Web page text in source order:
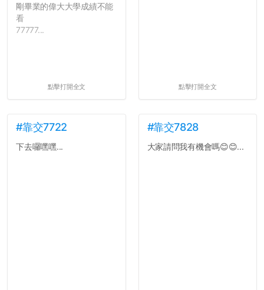
剛畢業的偉大大學成績不能
看
77777...
點擊打開全文 點擊打開全文
#靠交7722
下去囉嘿嘿...
#靠交7828
大家請問我有機會嗎😊😊...